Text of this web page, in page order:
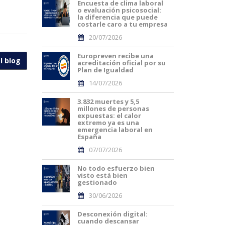
blog
Encuesta de clima laboral
o evaluación psicosocial:
la diferencia que puede
costarle caro a tu empresa
20/07/2026
Europreven recibe una
acreditación oficial por su
Plan de Igualdad
14/07/2026
3.832 muertes y 5,5
millones de personas
expuestas: el calor
extremo ya es una
emergencia laboral en
España
07/07/2026
No todo esfuerzo bien
visto está bien
gestionado
30/06/2026
Desconexión digital:
cuando descansar